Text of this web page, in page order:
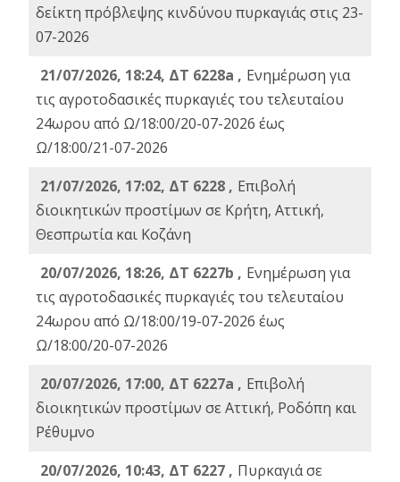
δείκτη πρόβλεψης κινδύνου πυρκαγιάς στις 23-
07-2026
21/07/2026, 18:24, ΔΤ 6228a , Ενημέρωση για
τις αγροτοδασικές πυρκαγιές του τελευταίου
24ωρου από Ω/18:00/20-07-2026 έως
Ω/18:00/21-07-2026
21/07/2026, 17:02, ΔΤ 6228 , Επιβολή
διοικητικών προστίμων σε Κρήτη, Αττική,
Θεσπρωτία και Κοζάνη
20/07/2026, 18:26, ΔΤ 6227b , Ενημέρωση για
τις αγροτοδασικές πυρκαγιές του τελευταίου
24ωρου από Ω/18:00/19-07-2026 έως
Ω/18:00/20-07-2026
20/07/2026, 17:00, ΔΤ 6227a , Επιβολή
διοικητικών προστίμων σε Αττική, Ροδόπη και
Ρέθυμνο
20/07/2026, 10:43, ΔΤ 6227 , Πυρκαγιά σε